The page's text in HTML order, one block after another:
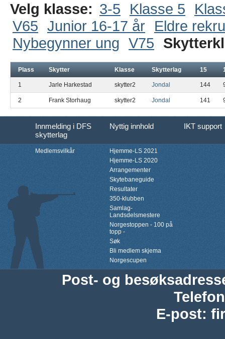
Velg klasse: 3-5 Klasse 5
V65 Junior 16-17 år
Eldre
Nybegynner ung V75
Plass Skytter Klasse Skytterlag 15
1 Jarle Harkestad skytter2 Jondal 144
2 Frank Storhaug skytter2 Jondal 141
Innmelding i DFS
skytterlag
Nyttig innhold IKT support
Medlemsvilkår
Hjemme-LS 2021
Hjemme-LS 2020
Arrangementer
Skytebaneguide
Resultater
350-klubben
Samlag-
Landsdelsmestere
Norgestoppen - 100 på
topp -
Søk
Bli medlem skjema
Norgescupen
Post- og
Telefon
E-post: